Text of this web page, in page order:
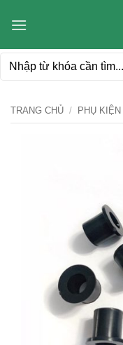
qua
dung
Tìm
TRANG CHỦ / PHỤ KIỆN